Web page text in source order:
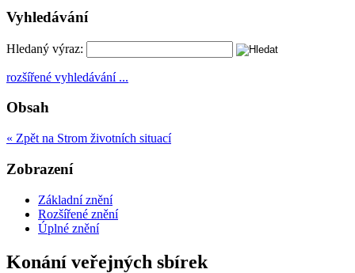
Vyhledávání
Hledaný výraz:
rozšířené vyhledávání ...
Obsah
« Zpět na Strom životních situací
Zobrazení
Základní znění
Rozšířené znění
Úplné znění
Konání veřejných sbírek